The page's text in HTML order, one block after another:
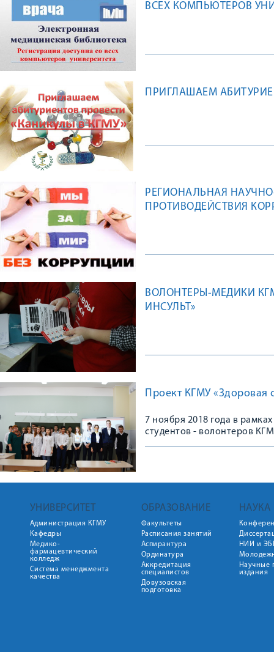
ВСЕХ КОМПЬЮТЕРОВ
ПРИГЛАШАЕМ
РЕГИОНАЛЬНАЯ
ПРОТИВОДЕЙСТВИЯ
ВОЛОНТЕРЫ-МЕДИКИ
ИНСУЛЬТ»
Проект КГМУ «Здоровая
7 ноября 2018 года в
студентов - волонтеров
УНИВЕРСИТЕТ
Администрация КГМУ
Кафедры
Медико-
фармацевтический
колледж
Система менеджмента
качества
ОБРАЗОВАНИЕ
Факультеты
Расписания занятий
Аспирантура
Ординатура
Аккредитация
специалистов
Довузовская
подготовка
НАУКА
НИИ и
Научные
издания